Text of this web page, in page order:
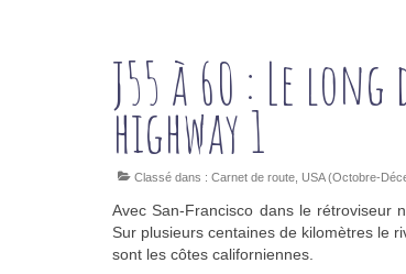
J55 à 60 : Le
highway 1
Classé dans : Carnet de route USA (Octobre-
Avec San-Francisco dans le rétroviseur
Sur plusieurs centaines de kilomètres le
sont les côtes californiennes.